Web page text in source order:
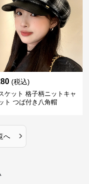
(税込)
ケット 格子柄ニットキャ
ト つば付き八角帽
へ ›